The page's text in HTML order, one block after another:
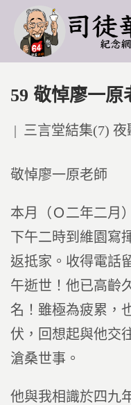
59 敬悼廖一原
Posted
三言堂結集(7) 夜
敬悼廖一原老師
本月（Ｏ二年二月
下午二時到維園寫
返抵家。收得電話
午逝世！他已高齡
名！雖極為疲累，
伏，回想起與他交
滄桑世事。
他與我相識於四九